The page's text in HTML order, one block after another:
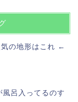
気の地形はこれ ←
風呂入ってるのす